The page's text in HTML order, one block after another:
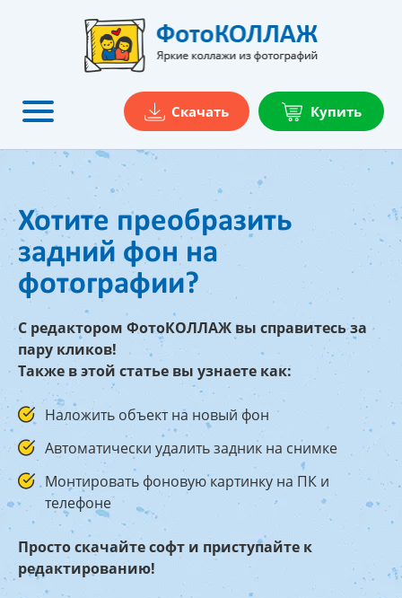
Купить
Скачать
Хотите преобразить
задний фон на
фотографии?
C редактором ФотоКОЛЛАЖ вы справитесь за
пару кликов!
Также в этой статье вы узнаете как:
Наложить объект на новый фон
Автоматически удалить задник на снимке
Монтировать фоновую картинку на ПК и
телефоне
Просто скачайте софт и приступайте к
редактированию!